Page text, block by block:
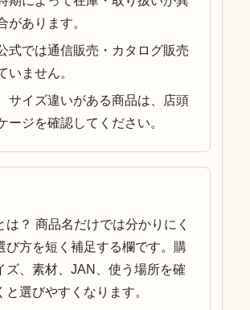
があります。
式では通信販売・カタログ販売
いません。
サイズ違いがある商品は、店頭
ージを確認してください。
は？ 商品名だけでは分かりにく
び方を短く補足する欄です。購
ズ、素材、JAN、使う場所を確
と選びやすくなります。